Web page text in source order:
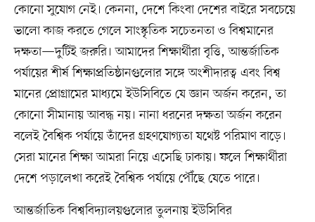
কোনো সুযোগ নেই। কেননা, দেশে কিংবা দেশের বাইরে সবচেয়ে
ভালো কাজ করতে গেলে সাংস্কৃতিক সচেতনতা ও বিশ্বমানের
দক্ষতা—দুটিই জরুরি। আমাদের শিক্ষার্থীরা বৃত্তি, আন্তর্জাতিক
পর্যায়ের শীর্ষ শিক্ষাপ্রতিষ্ঠানগুলোর সঙ্গে অংশীদারত্ব এবং বিশ্ব
মানের প্রোগ্রামের মাধ্যমে ইউসিবিতে যে জ্ঞান অর্জন করেন, তা
কোনো সীমানায় আবদ্ধ নয়। নানা ধরনের দক্ষতা অর্জন করেন
বলেই বৈশ্বিক পর্যায়ে তাঁদের গ্রহণযোগ্যতা যথেষ্ট পরিমাণ বাড়ে।
সেরা মানের শিক্ষা আমরা নিয়ে এসেছি ঢাকায়। ফলে শিক্ষার্থীরা
দেশে পড়ালেখা করেই বৈশ্বিক পর্যায়ে পৌঁছে যেতে পারে।
আন্তর্জাতিক বিশ্ববিদ্যালয়গুলোর তুলনায় ইউসিবির